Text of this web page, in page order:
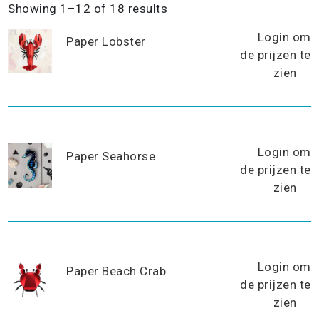
Showing 1–12 of 18 results
Paper Lobster
Login om
de prijzen te
zien
Paper Seahorse
Login om
de prijzen te
zien
Paper Beach Crab
Login om
de prijzen te
zien